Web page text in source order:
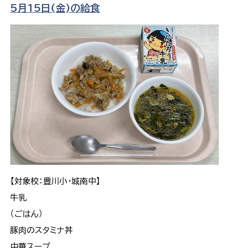
5月15日(金)の給食
【対象校：豊川小・城南中】
牛乳
（ごはん）
豚肉のスタミナ丼